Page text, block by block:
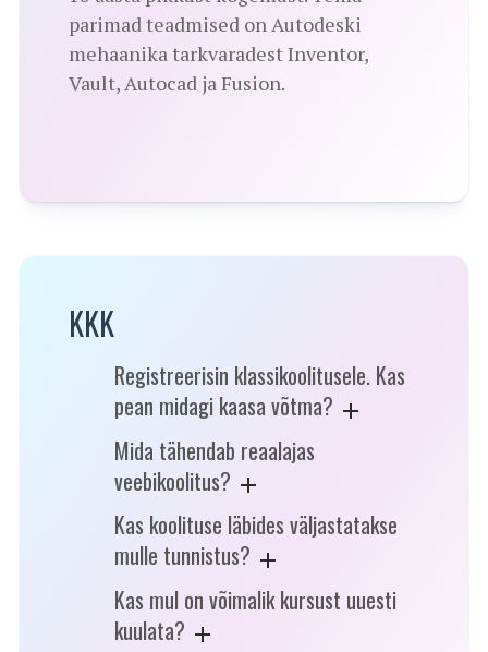
parimad teadmised on Autodeski
mehaanika tarkvaradest Inventor,
Vault, Autocad ja Fusion.
KKK
Registreerisin klassikoolitusele. Kas
pean midagi kaasa võtma?
Mida tähendab reaalajas
veebikoolitus?
Kas koolituse läbides väljastatakse
mulle tunnistus?
Kas mul on võimalik kursust uuesti
kuulata?